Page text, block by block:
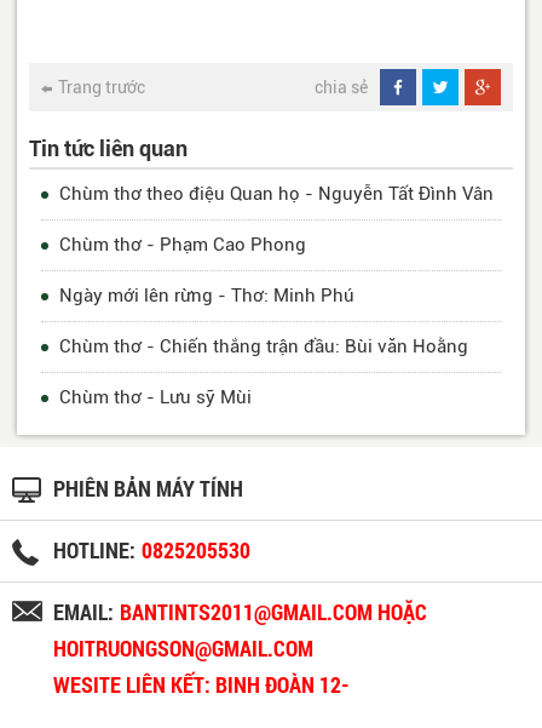
Trang trước chia sẻ
Tin tức liên quan
Chùm thơ theo điệu Quan họ - Nguyễn Tất Đình Vân
Chùm thơ - Phạm Cao Phong
Ngày mới lên rừng - Thơ: Minh Phú
Chùm thơ - Chiến thắng trận đầu: Bùi văn Hoằng
Chùm thơ - Lưu sỹ Mùi
PHIÊN BẢN MÁY TÍNH
HOTLINE: 0825205530
EMAIL: BANTINTS2011@GMAIL.COM HOẶC
HOITRUONGSON@GMAIL.COM
WESITE LIÊN KẾT: BINH ĐOÀN 12-